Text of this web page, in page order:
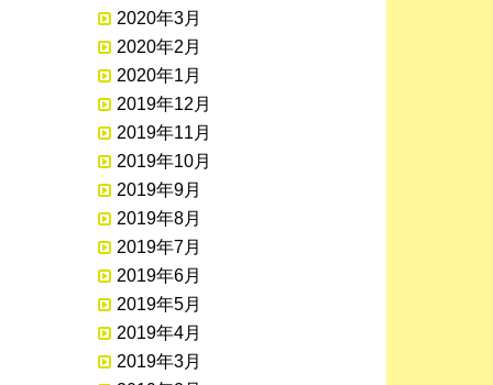
2020年3月
2020年2月
2020年1月
2019年12月
2019年11月
2019年10月
2019年9月
2019年8月
2019年7月
2019年6月
2019年5月
2019年4月
2019年3月